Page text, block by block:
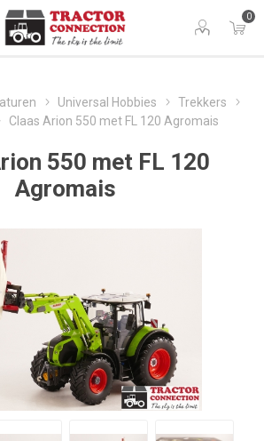
0
Universal Hobbies
Trekkers
Claas Arion 550 met FL 120 Agromais
550 met FL 120
Agromais